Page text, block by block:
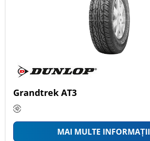
Grandtrek AT3
MAI MULTE INFORMAȚII